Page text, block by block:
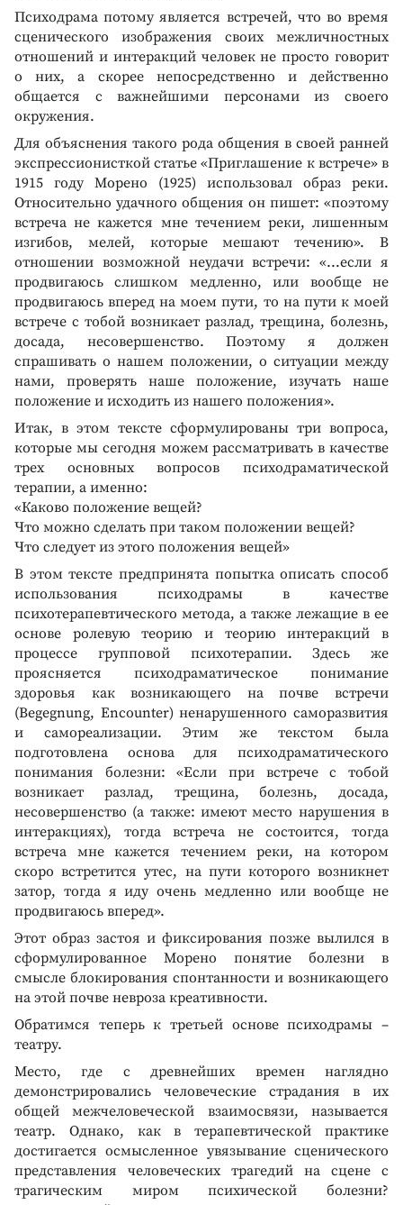
Психодрама потому является встречей, что во время
сценического изображения своих межличностных
отношений и интеракций человек не просто говорит
о них, а скорее непосредственно и действенно
общается с важнейшими персонами из своего
окружения.
Для объяснения такого рода общения в своей ранней
экспрессионисткой статье «Приглашение к встрече» в
1915 году Морено (1925) использовал образ реки.
Относительно удачного общения он пишет: «поэтому
встреча не кажется мне течением реки, лишенным
изгибов, мелей, которые мешают течению». В
отношении возможной неудачи встречи: «...если я
продвигаюсь слишком медленно, или вообще не
продвигаюсь вперед на моем пути, то на пути к моей
встрече с тобой возникает разлад, трещина, болезнь,
досада, несовершенство. Поэтому я должен
спрашивать о нашем положении, о ситуации между
нами, проверять наше положение, изучать наше
положение и исходить из нашего положения».
Итак, в этом тексте сформулированы три вопроса,
которые мы сегодня можем рассматривать в качестве
трех основных вопросов психодраматической
терапии, а именно:
«Каково положение вещей?
Что можно сделать при таком положении вещей?
Что следует из этого положения вещей»
В этом тексте предпринята попытка описать способ
использования психодрамы в качестве
психотерапевтического метода, а также лежащие в ее
основе ролевую теорию и теорию интеракций в
процессе групповой психотерапии. Здесь же
проясняется психодраматическое понимание
здоровья как возникающего на почве встречи
(Begegnung, Encounter) ненарушенного саморазвития
и самореализации. Этим же текстом была
подготовлена основа для психодраматического
понимания болезни: «Если при встрече с тобой
возникает разлад, трещина, болезнь, досада,
несовершенство (а также: имеют место нарушения в
интеракциях), тогда встреча не состоится, тогда
встреча мне кажется течением реки, на котором
скоро встретится утес, на пути которого возникнет
затор, тогда я иду очень медленно или вообще не
продвигаюсь вперед».
Этот образ застоя и фиксирования позже вылился в
сформулированное Морено понятие болезни в
смысле блокирования спонтанности и возникающего
на этой почве невроза креативности.
Обратимся теперь к третьей основе психодрамы –
театру.
Место, где с древнейших времен наглядно
демонстрировались человеческие страдания в их
общей межчеловеческой взаимосвязи, называется
театр. Однако, как в терапевтической практике
достигается осмысленное увязывание сценического
представления человеческих трагедий на сцене с
трагическим миром психической болезни?